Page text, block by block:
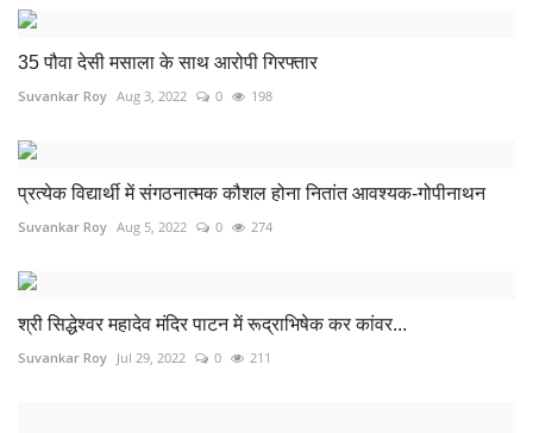
35 पौवा देसी मसाला के साथ आरोपी गिरफ्तार
Suvankar Roy Aug 3, 2022 0 198
प्रत्येक विद्यार्थी में संगठनात्मक कौशल होना नितांत आवश्यक-गोपीनाथन
Suvankar Roy Aug 5, 2022 0 274
श्री सिद्धेश्वर महादेव मंदिर पाटन में रूद्राभिषेक कर कांवर...
Suvankar Roy Jul 29, 2022 0 211